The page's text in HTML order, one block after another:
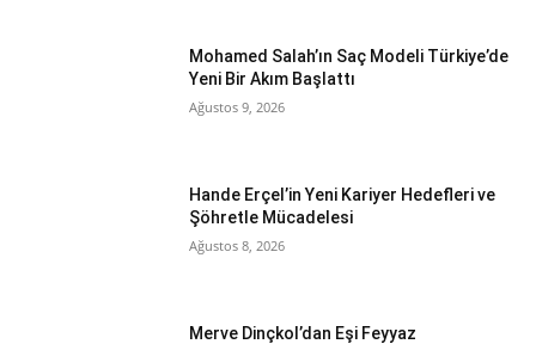
Mohamed Salah’ın Saç Modeli Türkiye’de
Yeni Bir Akım Başlattı
Ağustos 9, 2026
Hande Erçel’in Yeni Kariyer Hedefleri ve
Şöhretle Mücadelesi
Ağustos 8, 2026
Merve Dinçkol’dan Eşi Feyyaz